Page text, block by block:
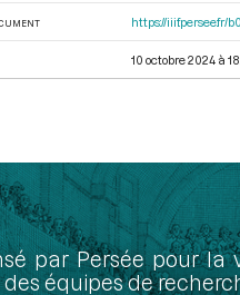
https://
10 octobre 2024 à
par Persée pour
équipes de